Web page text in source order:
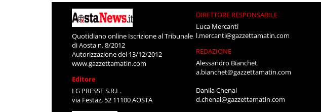
Quotidiano online Iscrizione al Tribunale
di Aosta n. 8/2012
Autorizzazione del 13/12/2012
www.gazzettamatin.com
Editore
LG PRESSE S.R.L.
via Festaz, 52 11100 AOSTA
DIRETTORE RESPONSABILE
Luca Mercanti
l.mercanti@gazzettamatin.com
REDAZIONE
Alessandro Bianchet
a.bianchet@gazzettamatin.com
Danila Chenal
d.chenal@gazzettamatin.com